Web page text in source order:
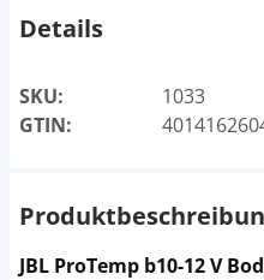
Details
SKU:
1033
GTIN:
JBL ProTemp b10-12 V